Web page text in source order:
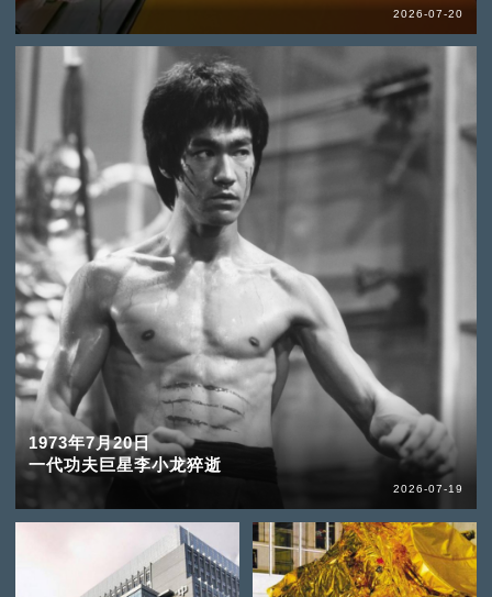
2026-07-20
1973年7月20日
一代功夫巨星李小龙猝逝
2026-07-19